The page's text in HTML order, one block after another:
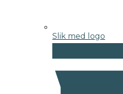
Slik med logo